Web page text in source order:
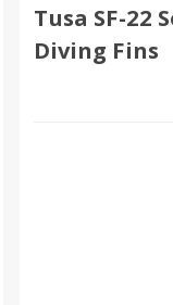
Tusa SF-22
Diving Fins